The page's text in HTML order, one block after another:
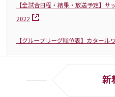
【全試合日程・結果・放送予定】サ
2022
【グループリーグ順位表】カタール
新